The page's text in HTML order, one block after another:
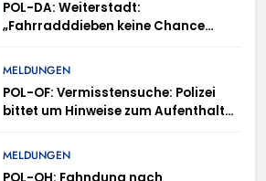
POL-DA: Weiterstadt:
„Fahrradddieben keine Chance
Anmeldung erforderlich
MELDUNGEN
POL-OF: Vermisstensuche: Polizei
bittet um Hinweise zum Aufenthalt
MELDUNGEN